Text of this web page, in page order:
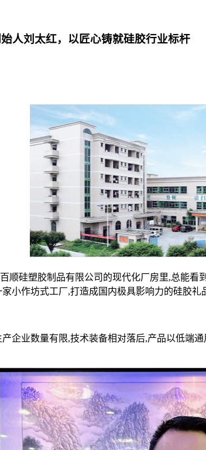
人刘太红，以匠心铸就硅胶行业标杆
顺硅塑胶制品有限公司的现代化厂房里,总能
小作坊式工厂,打造成国内极具影响力的硅胶礼
企业数量有限,技术装备相对落后,产品以低